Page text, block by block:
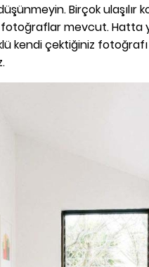
Birçok ulaşılır
fotoğraflar mevcut. Hatta
kendi çektiğiniz